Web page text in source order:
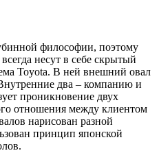
философии, поэтому
несут в себе скрытый
Toyota. В ней внешний овал
два – компанию и
проникновение двух
отношения между клиентом
нарисован разной
принцип японской